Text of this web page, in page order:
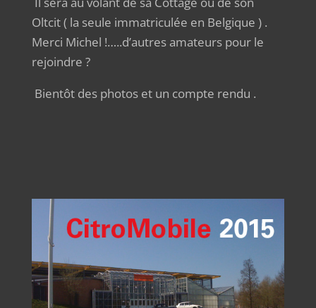
Oltcit ( la seule immatriculée en Belgique ) .
Merci Michel !…..d’autres amateurs pour le
rejoindre ?
Bientôt des photos et un compte rendu .